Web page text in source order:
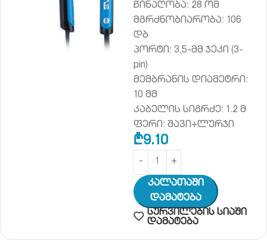
წინაღობა: 28 ომ
მგრძნობიარობა: 106
დბ
პორტი: 3,5-მმ ჯეკი (3-
pin)
მემბრანის დიამეტრი:
10 მმ
კაბელის სიგრძე: 1.2 მ
ფერი: შავი+ლურჯი
₾9.10
Კალათაში
Დამატება
სურვილების სიაში
დამატება